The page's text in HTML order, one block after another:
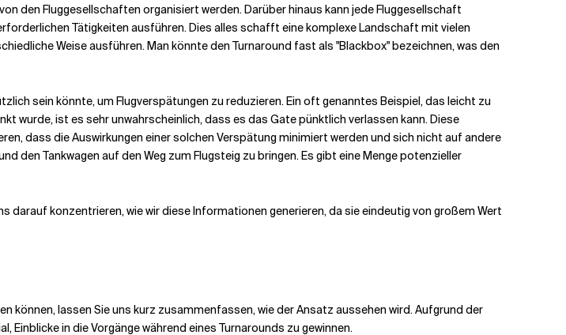
den Fluggesellschaften organisiert werden. Darüber hinaus kann jede Fluggesellschaft
Tätigkeiten ausführen. Dies alles schafft eine komplexe Landschaft mit vielen
Weise ausführen. Man könnte den Turnaround fast als "Blackbox" bezeichnen, was den
sein könnte, um Flugverspätungen zu reduzieren. Ein oft genanntes Beispiel, das leicht zu
wurde, ist es sehr unwahrscheinlich, dass es das Gate pünktlich verlassen kann. Diese
dass die Auswirkungen einer solchen Verspätung minimiert werden und sich nicht auf andere
den Tankwagen auf den Weg zum Flugsteig zu bringen. Es gibt eine Menge potenzieller
darauf konzentrieren, wie wir diese Informationen generieren, da sie eindeutig von großem Wert
können, lassen Sie uns kurz zusammenfassen, wie der Ansatz aussehen wird. Aufgrund der
in die Vorgänge während eines Turnarounds zu gewinnen.